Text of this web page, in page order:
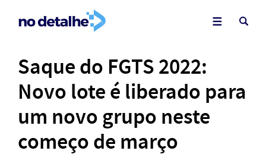
Saque do FGTS 2022:
Novo lote é liberado para
um novo grupo neste
começo de março